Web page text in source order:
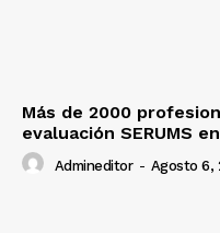
Más de 2000
evaluación SERUMS
Admineditor - Agosto 6,